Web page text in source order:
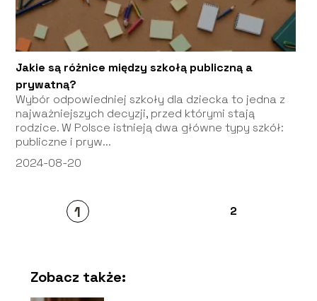
Jakie są różnice między szkołą publiczną a
prywatną?
Wybór odpowiedniej szkoły dla dziecka to jedna z
najważniejszych decyzji, przed którymi stają
rodzice. W Polsce istnieją dwa główne typy szkół:
publiczne i pryw...
2024-08-20
1 2
Zobacz także: